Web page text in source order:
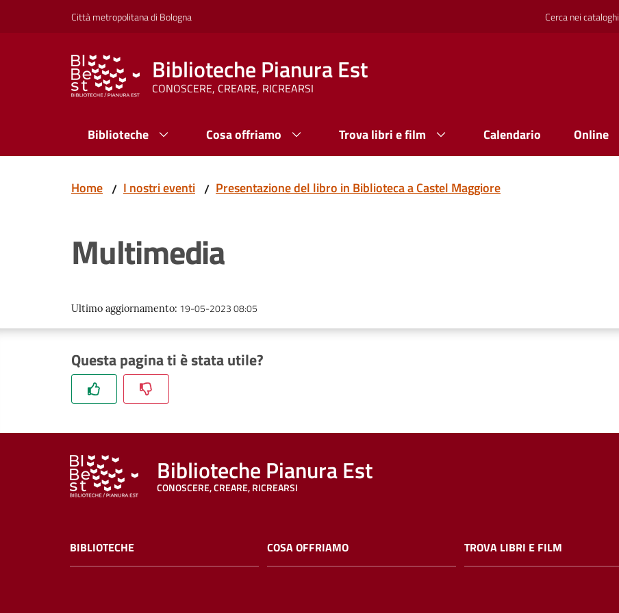
Vai al contenuto
Vai alla navigazioneCittà metropolitana di Bologna Cerca nei cataloghi
Biblioteche Pianura Est
CONOSCERE, CREARE, RICREARSI
Biblioteche Cosa offriamo Trova libri e film Calendario Online
Home / I nostri eventi / Presentazione del libro in Biblioteca a Castel Maggiore
Multimedia
Ultimo aggiornamento: 19-05-2023 08:05
Questa pagina ti è stata utile?
Biblioteche Pianura Est
CONOSCERE, CREARE, RICREARSI
BIBLIOTECHE COSA OFFRIAMO TROVA LIBRI E FILM